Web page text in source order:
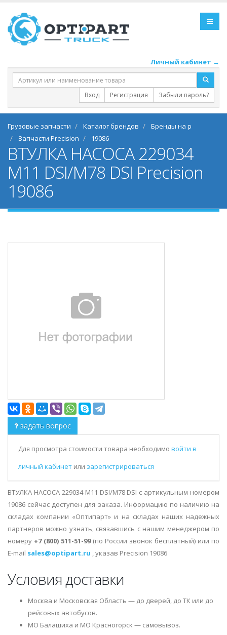
Личный кабинет →
Вход Регистрация Забыли пароль?
Грузовые запчасти Каталог брендов
Бренды на p
Запчасти Precision
19086
ВТУЛКА НАСОСА 229034
M11 DSI/M78 DSI Precision
19086
задать вопрос
Для просмотра стоимости товара необходимо войти в
личный кабинет или зарегистрироваться
ВТУЛКА НАСОСА 229034 M11 DSI/M78 DSI с артикульным номером
19086 сейчас доступен для заказа. Информацию по наличию на
складах компании «Оптипарт» и на складах наших надежных
партнеров можно узнать, связавшись с нашим менеджером по
номеру +7 (800) 511-51-99(по России звонок бесплатный) или по
E-mail sales@optipart.ru , указав Precision 19086
Условия доставки
Москва и Московская Область — до дверей, до ТК или до
рейсовых автобусов.
МО Балашиха и МО Красногорск — самовывоз.